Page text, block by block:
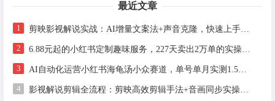
最近文章
1 剪映影视解说实战：AI增量文案法+声音克隆，快速上手精选级解说
2 6.88元起的小红书定制趣味服务，227天卖出2万单的实操拆解
3 AI自动化运营小红书海龟汤小众赛道，单号单月实测1.5w+，多账号矩阵操作全解析
4 影视解说剪辑全流程：剪映高效剪辑手法+音画同步实操指南